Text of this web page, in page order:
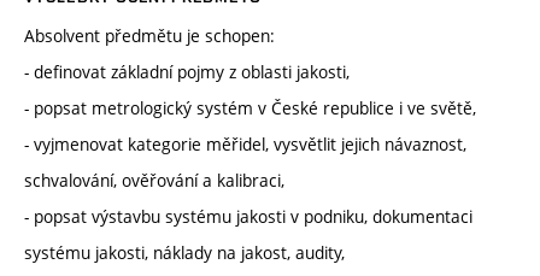
Absolvent předmětu je schopen:
- definovat základní pojmy z oblasti jakosti,
- popsat metrologický systém v České republice i ve světě,
- vyjmenovat kategorie měřidel, vysvětlit jejich návaznost,
schvalování, ověřování a kalibraci,
- popsat výstavbu systému jakosti v podniku, dokumentaci
systému jakosti, náklady na jakost, audity,